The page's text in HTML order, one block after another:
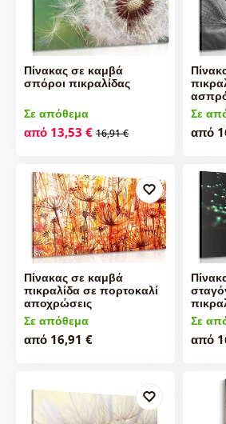
Πίνακας σε καμβά
σπόροι πικραλίδας
Σε απόθεμα
από 13,53 € 16,91 €
Σε
από
Πίνακας σε καμβά
πικραλίδα σε πορτοκαλί
αποχρώσεις
Σε απόθεμα
από 16,91 €
Σε
από